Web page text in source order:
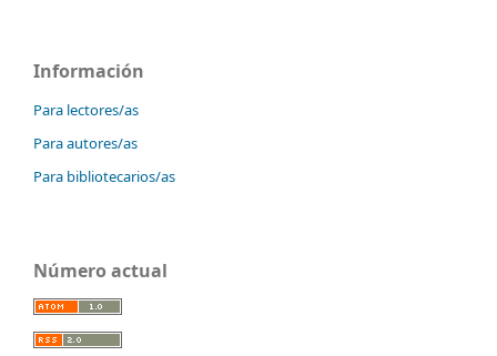
Información
Para lectores/as
Para autores/as
Para bibliotecarios/as
Número actual